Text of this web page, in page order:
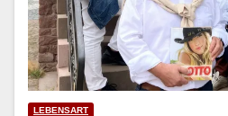
LEBENSART